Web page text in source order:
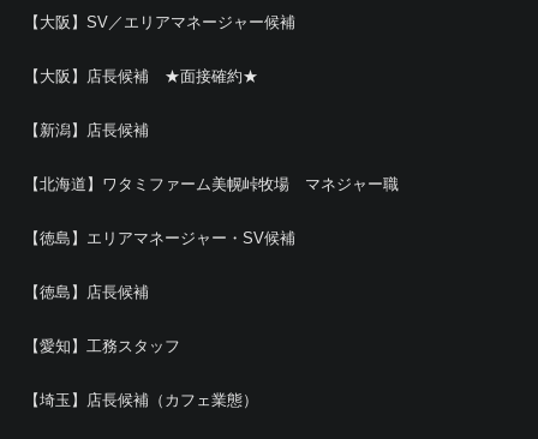
【大阪】SV／エリアマネージャー候補
【大阪】店長候補 ★面接確約★
【新潟】店長候補
【北海道】ワタミファーム美幌峠牧場 マネジャー職
【徳島】エリアマネージャー・SV候補
【徳島】店長候補
【愛知】工務スタッフ
【埼玉】店長候補（カフェ業態）